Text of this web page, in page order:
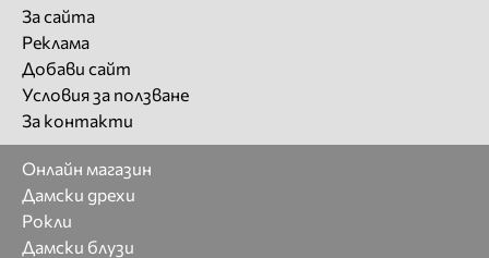
За сайта
Реклама
Добави сайт
Условия за ползване
За контакти
Онлайн магазин
Дамски дрехи
Рокли
Дамски блузи